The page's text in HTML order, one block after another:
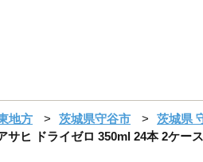
地方 茨城県守谷市
茨城県
サヒ ドライゼロ 350ml 24本 2ケ